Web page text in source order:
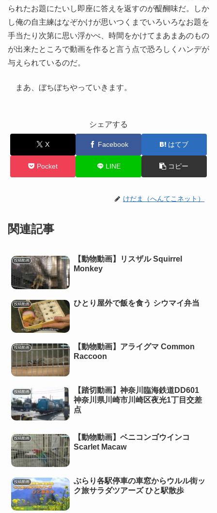
られたお題にたいし即座に答えを返すのが醍醐味だ。しか
し俺の自主練はなぞかけが思いつくまでいろいろなお題を
手当たり次第に思い浮かべ、時間をかけてまあまあのもの
が出来たところで動画を作ると言う点で恐ろしくハンデが
与えられているのだ。
まあ、ぼちぼちやっていきます。
シェアする
X Facebook はてブ
Pocket LINE コピー
けだま（へんてこネット）
関連記事
投稿動画
【動物動画】リスザル Squirrel
Monkey
投稿動画 ひとり屋外で飯を食う シウマイ弁当
投稿動画
【動物動画】アライグマ Common
Raccoon
投稿動画
【踏切動画】神奈川臨海鉄道DD601
神奈川県川崎市川崎区夜光1丁目交差
点
投稿動画
【動物動画】ベニコンゴウインコ
Scarlet Macaw
投稿動画
ぶらり各駅停車の車窓からウルル街ッ
ク旅サラダツアーズ ひと駅散歩